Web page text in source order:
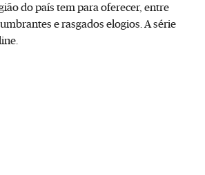
do país tem para oferecer, entre
e rasgados elogios. A série